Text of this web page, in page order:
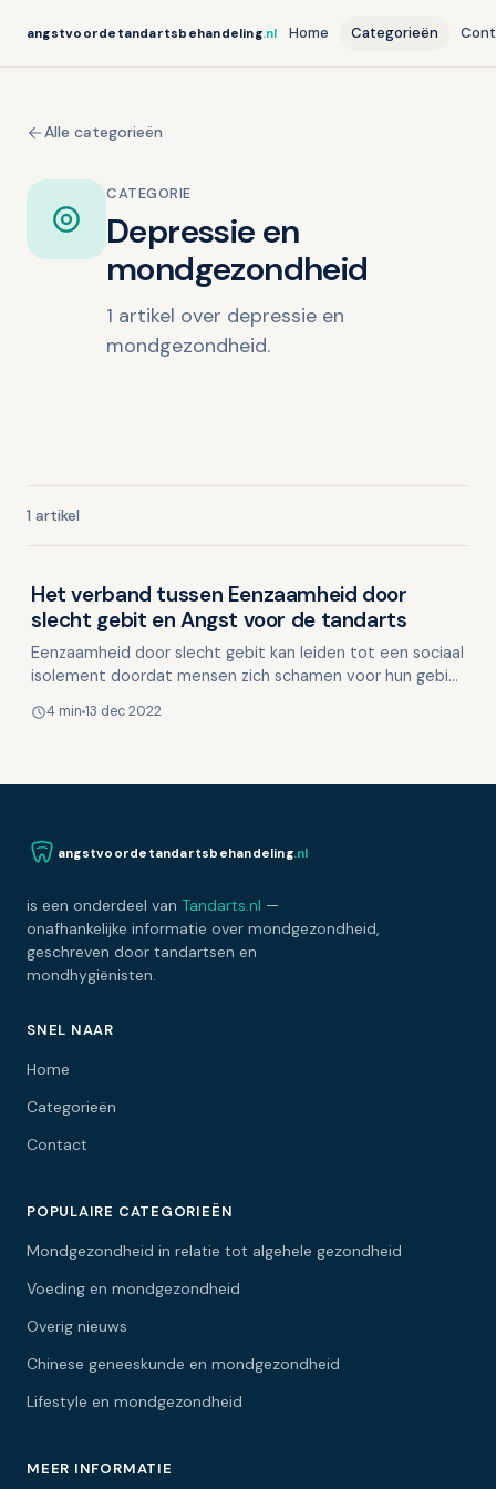
angstvoordetandartsbehandeling.nl Home Categorieën
Alle categorieën
CATEGORIE
Depressie en
mondgezondheid
1 artikel over depressie en
mondgezondheid.
1 artikel
Depressie en mondgezondheid
Het verband tussen Eenzaamheid door
slecht gebit en Angst voor de tandarts
Eenzaamheid door slecht gebit kan leiden tot een sociaal
isolement doordat mensen zich schamen voor hun gebit
4 min 13 dec 2022
angstvoordetandartsbehandeling.nl
is een onderdeel van Tandarts.nl —
onafhankelijke informatie over mondgezondheid,
geschreven door tandartsen en
mondhygiënisten.
SNEL NAAR
Home
Categorieën
Contact
POPULAIRE CATEGORIEËN
Mondgezondheid in relatie tot algehele gezondheid
Voeding en mondgezondheid
Overig nieuws
Chinese geneeskunde en mondgezondheid
Lifestyle en mondgezondheid
MEER INFORMATIE